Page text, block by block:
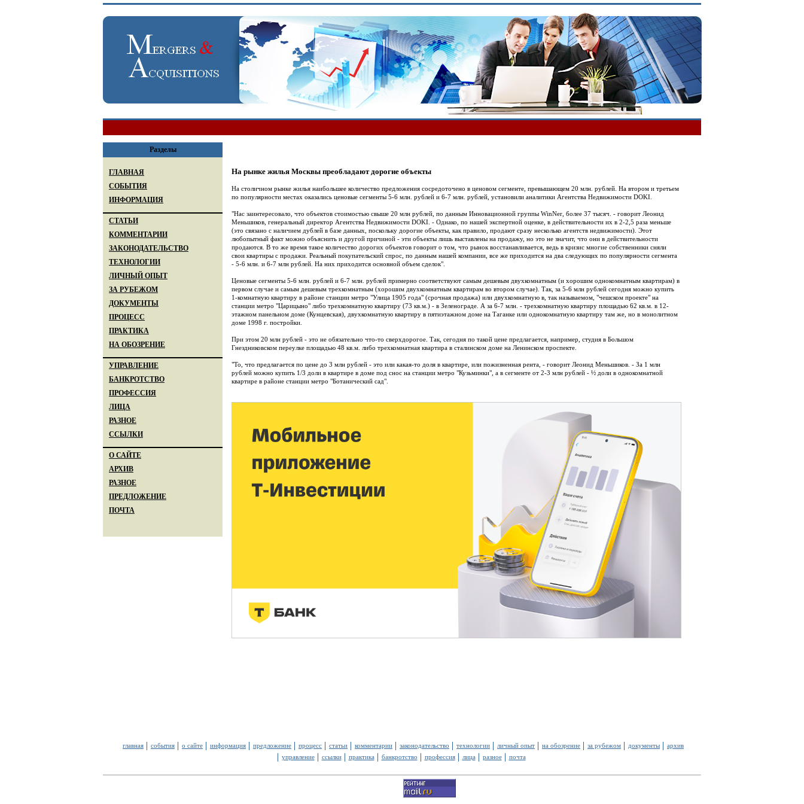
Разделы
ГЛАВНАЯ
СОБЫТИЯ
ИНФОРМАЦИЯ
СТАТЬИ
КОММЕНТАРИИ
ЗАКОНОДАТЕЛЬСТВО
ТЕХНОЛОГИИ
ЛИЧНЫЙ ОПЫТ
ЗА РУБЕЖОМ
ДОКУМЕНТЫ
ПРОЦЕСС
ПРАКТИКА
НА ОБОЗРЕНИЕ
УПРАВЛЕНИЕ
БАНКРОТСТВО
ПРОФЕССИЯ
ЛИЦА
РАЗНОЕ
ССЫЛКИ
О САЙТЕ
АРХИВ
РАЗНОЕ
ПРЕДЛОЖЕНИЕ
ПОЧТА
На рынке жилья Москвы преобладают дорогие объекты
На столичном рынке жилья наибольшее количество предложения сосредоточено в ценовом сегменте, превышающем 20 млн. рублей. На втором и третьем
по популярности местах оказались ценовые сегменты 5-6 млн. рублей и 6-7 млн. рублей, установили аналитики Агентства Недвижимости DOKI.
"Нас заинтересовало, что объектов стоимостью свыше 20 млн рублей, по данным Инновационной группы WinNer, более 37 тысяч. - говорит Леонид
Меньшиков, генеральный директор Агентства Недвижимости DOKI. - Однако, по нашей экспертной оценке, в действительности их в 2-2,5 раза меньше
(это связано с наличием дублей в базе данных, поскольку дорогие объекты, как правило, продают сразу несколько агентств недвижимости). Этот
любопытный факт можно объяснить и другой причиной - эти объекты лишь выставлены на продажу, но это не значит, что они в действительности
продаются. В то же время такое количество дорогих объектов говорит о том, что рынок восстанавливается, ведь в кризис многие собственники сняли
свои квартиры с продажи. Реальный покупательский спрос, по данным нашей компании, все же приходится на два следующих по популярности сегмента
- 5-6 млн. и 6-7 млн рублей. На них приходится основной объем сделок".
Ценовые сегменты 5-6 млн. рублей и 6-7 млн. рублей примерно соответствуют самым дешевым двухкомнатным (и хорошим однокомнатным квартирам) в
первом случае и самым дешевым трехкомнатным (хорошим двухкомнатным квартирам во втором случае). Так, за 5-6 млн рублей сегодня можно купить
1-комнатную квартиру в районе станции метро "Улица 1905 года" (срочная продажа) или двухкомнатную в, так называемом, "чешском проекте" на
станции метро "Царицыно" либо трехкомнатную квартиру (73 кв.м.) - в Зеленограде. А за 6-7 млн. - трехкомнатную квартиру площадью 62 кв.м. в 12-
этажном панельном доме (Кунцевская), двухкомнатную квартиру в пятиэтажном доме на Таганке или однокомнатную квартиру там же, но в монолитном
доме 1998 г. постройки.
При этом 20 млн рублей - это не обязательно что-то сверхдорогое. Так, сегодня по такой цене предлагается, например, студия в Большом
Гнездниковском переулке площадью 48 кв.м. либо трехкомнатная квартира в сталинском доме на Ленинском проспекте.
"То, что предлагается по цене до 3 млн рублей - это или какая-то доля в квартире, или пожизненная рента, - говорит Леонид Меньшиков. - За 1 млн
рублей можно купить 1/3 доли в квартире в доме под снос на станции метро "Кузьминки", а в сегменте от 2-3 млн рублей - ½ доли в однокомнатной
квартире в районе станции метро "Ботанический сад".
главная события о сайте информация предложение процесс статьи комментарии законодательство технологии личный опыт на обозрение за рубежом документы
архив
управление
ссылки практика банкротство профессия лица разное почта